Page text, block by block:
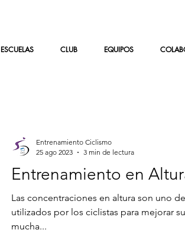
ESCUELAS CLUB EQUIPOS
Entrenamiento en
Las concentraciones en altura son uno
utilizados por los ciclistas para mejorar
mucha...
Entrenamiento Ciclismo
25 ago 2023
3 min de lectura